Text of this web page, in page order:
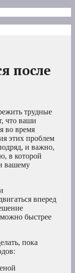
после
трудные
что ваши
во время
этих проблем
и важно,
в которой
вашему
вперед
быстрее
пока